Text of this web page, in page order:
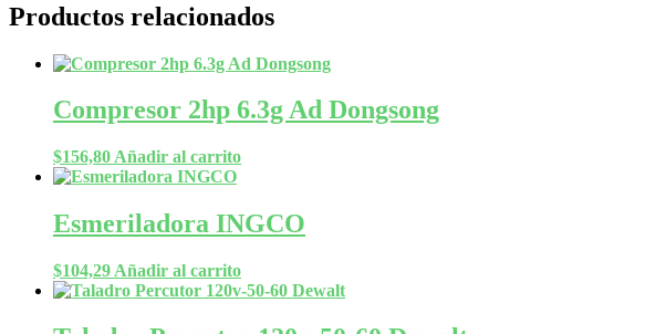
Productos relacionados
Compresor 2hp 6.3g Ad Dongsong
$156,80 Añadir al carrito
Esmeriladora INGCO
$104,29 Añadir al carrito